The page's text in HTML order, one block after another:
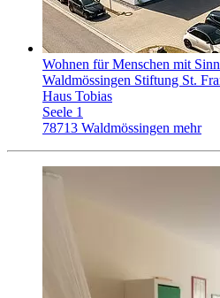
Wohnen für Menschen mit
Waldmössingen Stiftung St.
Haus Tobias
Seele 1
78713 Waldmössingen mehr